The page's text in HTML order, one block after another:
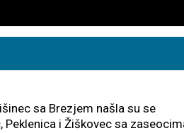
sa Brezjem našla su se
Peklenica i Žiškovec sa